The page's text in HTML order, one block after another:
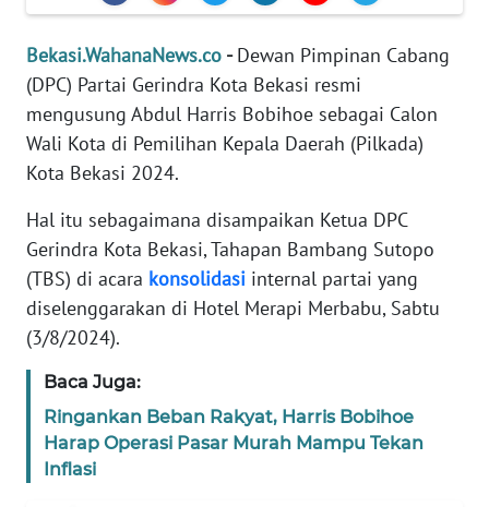
Bekasi.WahanaNews.co -Dewan Pimpinan Cabang
(DPC) Partai Gerindra Kota Bekasi resmi
mengusung Abdul Harris Bobihoe sebagai Calon
Wali Kota di Pemilihan Kepala Daerah (Pilkada)
Kota Bekasi 2024.
Hal itu sebagaimana disampaikan Ketua DPC
Gerindra Kota Bekasi, Tahapan Bambang Sutopo
(TBS) di acara konsolidasi internal partai yang
diselenggarakan di Hotel Merapi Merbabu, Sabtu
(3/8/2024).
Baca Juga:
Ringankan Beban Rakyat, Harris Bobihoe
Harap Operasi Pasar Murah Mampu Tekan
Inflasi
REDAKSI
KARIR
DISCLAIMER
News
WN
SUMUT
WN
WN
JABAR